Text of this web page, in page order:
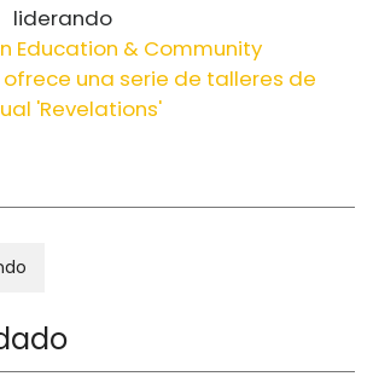
Education & Community
una serie de talleres de
'Revelations'